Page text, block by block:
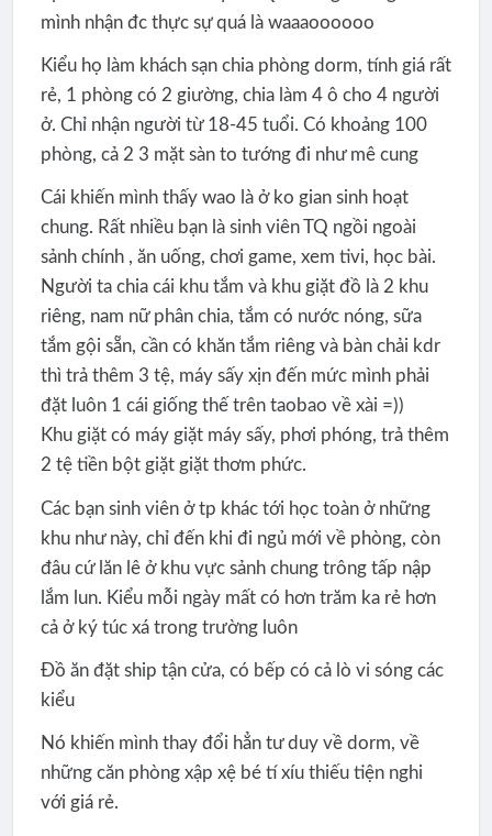
mình nhận đc thực sự quá là waaaoooooo
Kiểu họ làm khách sạn chia phòng dorm, tính giá rất
rẻ, 1 phòng có 2 giường, chia làm 4 ô cho 4 người
ở. Chỉ nhận người từ 18-45 tuổi. Có khoảng 100
phòng, cả 2 3 mặt sàn to tướng đi như mê cung
Cái khiến mình thấy wao là ở ko gian sinh hoạt
chung. Rất nhiều bạn là sinh viên TQ ngồi ngoài
sảnh chính , ăn uống, chơi game, xem tivi, học bài.
Người ta chia cái khu tắm và khu giặt đồ là 2 khu
riêng, nam nữ phân chia, tắm có nước nóng, sữa
tắm gội sẵn, cần có khăn tắm riêng và bàn chải kdr
thì trả thêm 3 tệ, máy sấy xịn đến mức mình phải
đặt luôn 1 cái giống thế trên taobao về xài =))
Khu giặt có máy giặt máy sấy, phơi phóng, trả thêm
2 tệ tiền bột giặt giặt thơm phức.
Các bạn sinh viên ở tp khác tới học toàn ở những
khu như này, chỉ đến khi đi ngủ mới về phòng, còn
đâu cứ lăn lê ở khu vực sảnh chung trông tấp nập
lắm lun. Kiểu mỗi ngày mất có hơn trăm ka rẻ hơn
cả ở ký túc xá trong trường luôn
Đồ ăn đặt ship tận cửa, có bếp có cả lò vi sóng các
kiểu
Nó khiến mình thay đổi hẳn tư duy về dorm, về
những căn phòng xập xệ bé tí xíu thiếu tiện nghi
với giá rẻ.